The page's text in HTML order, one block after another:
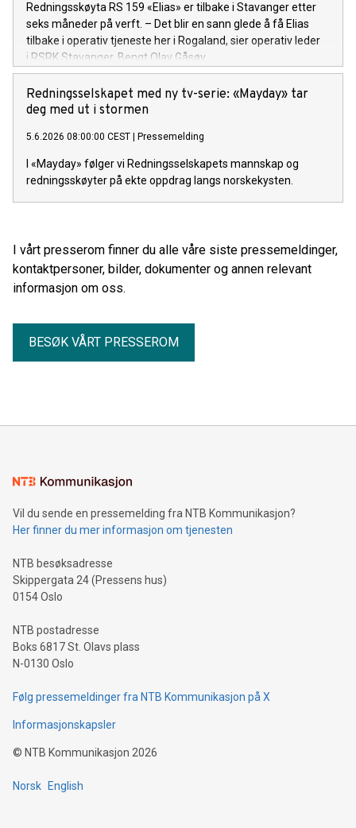
Redningsskøyta RS 159 «Elias» er tilbake i Stavanger etter
seks måneder på verft. – Det blir en sann glede å få Elias
tilbake i operativ tjeneste her i Rogaland, sier operativ leder
i RSRK Stavanger, Bengt Olav Gåsøy.
Redningsselskapet med ny tv-serie: «Mayday» tar
deg med ut i stormen
5.6.2026 08:00:00 CEST Pressemelding
I «Mayday» følger vi Redningsselskapets mannskap og
redningsskøyter på ekte oppdrag langs norskekysten.
I vårt presserom finner du alle våre siste pressemeldinger,
kontaktpersoner, bilder, dokumenter og annen relevant
informasjon om oss.
BESØK VÅRT PRESSEROM
Vil du sende en pressemelding fra NTB Kommunikasjon?
Her finner du mer informasjon om tjenesten
NTB besøksadresse
Skippergata 24 (Pressens hus)
0154 Oslo
NTB postadresse
Boks 6817 St. Olavs plass
N-0130 Oslo
Følg pressemeldinger fra NTB Kommunikasjon på X
Informasjonskapsler
© NTB Kommunikasjon 2026
Norsk English